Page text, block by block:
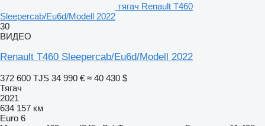
тягач Renault T460
Sleepercab/Eu6d/Modell 2022
30
ВИДЕО
Renault T460 Sleepercab/Eu6d/Modell 2022
372 600 TJS 34 990 € ≈ 40 430 $
Тягач
2021
634 157 км
Euro 6